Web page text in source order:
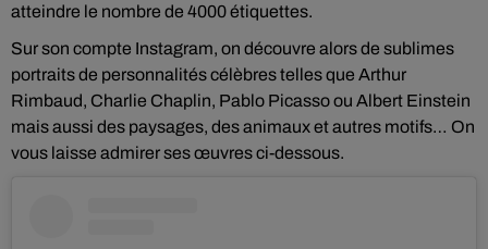
atteindre le nombre de 4000 étiquettes.
Sur son compte Instagram, on découvre alors de sublimes
portraits de personnalités célèbres telles que Arthur
Rimbaud, Charlie Chaplin, Pablo Picasso ou Albert Einstein
mais aussi des paysages, des animaux et autres motifs… On
vous laisse admirer ses œuvres ci-dessous.